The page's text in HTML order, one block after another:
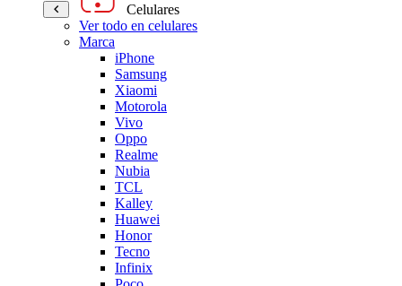
Celulares
Ver todo en celulares
Marca
iPhone
Samsung
Xiaomi
Motorola
Vivo
Oppo
Realme
Nubia
TCL
Kalley
Huawei
Honor
Tecno
Infinix